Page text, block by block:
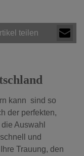
teilen
kann sind so
der perfekten,
Auswahl
und
Trauung, den